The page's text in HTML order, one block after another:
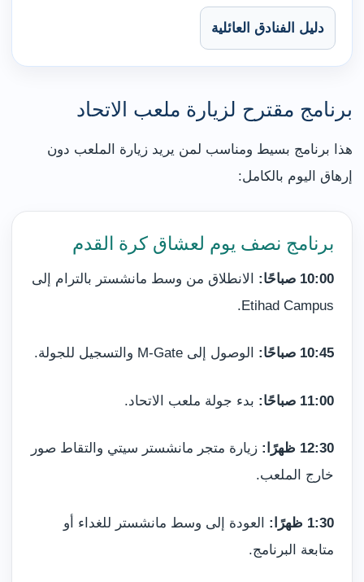
دليل الفنادق العائلية
برنامج مقترح لزيارة ملعب الاتحاد
هذا برنامج بسيط ومناسب لمن يريد زيارة الملعب دون
إرهاق اليوم بالكامل:
برنامج نصف يوم لعشاق كرة القدم
10:00 صباحًا:
الانطلاق من وسط مانشستر بالترام إلى
Etihad Campus.
10:45 صباحًا: الوصول إلى M-Gate والتسجيل للجولة.
11:00 صباحًا: بدء جولة ملعب الاتحاد.
12:30 ظهرًا:
زيارة متجر مانشستر سيتي والتقاط صور
خارج الملعب.
1:30 ظهرًا:
العودة إلى وسط مانشستر للغداء أو
متابعة البرنامج.